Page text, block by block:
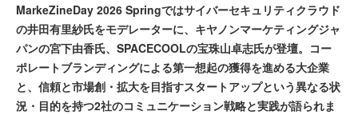
MarkeZineDay 2026 Springではサイバーセキュリティクラウド
の井田有里紗氏をモデレーターに、キヤノンマーケティングジャ
パンの宮下由香氏、SPACECOOLの宝珠山卓志氏が登壇。コー
ポレートブランディングによる第一想起の獲得を進める大企業
と、信頼と市場創・拡大を目指すスタートアップという異なる状
況・目的を持つ2社のコミュニケーション戦略と実践が語られま